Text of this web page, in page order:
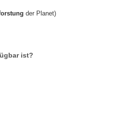
der Planet)
ist?